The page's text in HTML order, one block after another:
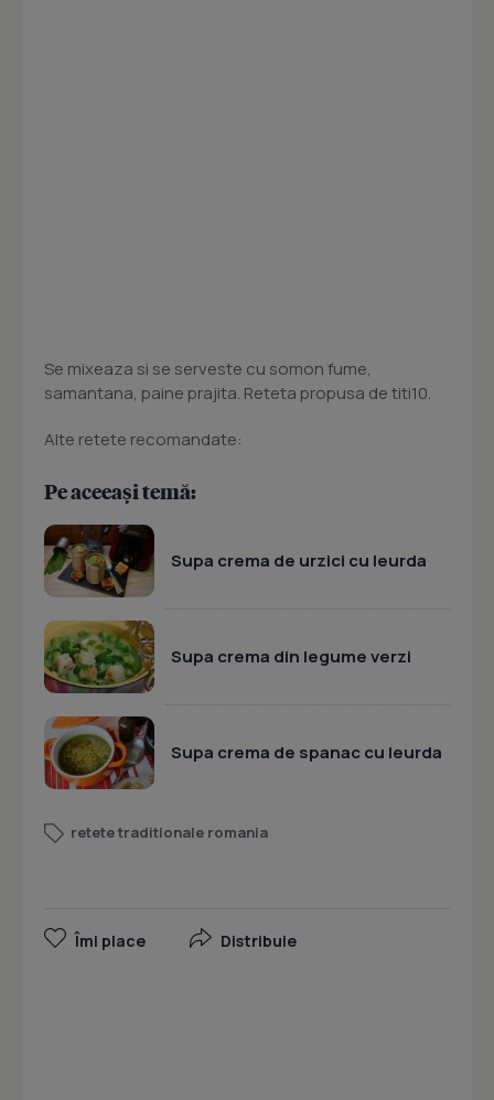
Se mixeaza si se serveste cu somon fume,
samantana, paine prajita. Reteta propusa de titi10.
Alte retete recomandate:
Pe aceeași temă:
Supa crema de urzici cu leurda
Supa crema din legume verzi
Supa crema de spanac cu leurda
retete traditionale romania
Îmi place Distribuie